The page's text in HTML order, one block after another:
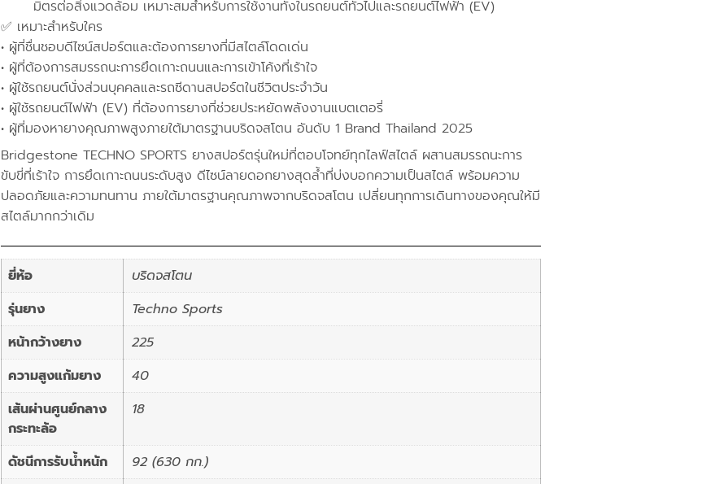
มิตรต่อสิ่งแวดล้อม เหมาะสมสำหรับการใช้งานทั้งในรถยนต์ทั่วไปและรถยนต์ไฟฟ้า (EV)
✅ เหมาะสำหรับใคร
• ผู้ที่ชื่นชอบดีไซน์สปอร์ตและต้องการยางที่มีสไตล์โดดเด่น
• ผู้ที่ต้องการสมรรถนะการยึดเกาะถนนและการเข้าโค้งที่เร้าใจ
• ผู้ใช้รถยนต์นั่งส่วนบุคคลและรถซีดานสปอร์ตในชีวิตประจำวัน
• ผู้ใช้รถยนต์ไฟฟ้า (EV) ที่ต้องการยางที่ช่วยประหยัดพลังงานแบตเตอรี่
• ผู้ที่มองหายางคุณภาพสูงภายใต้มาตรฐานบริดจสโตน อันดับ 1 Brand Thailand 2025
Bridgestone TECHNO SPORTS ยางสปอร์ตรุ่นใหม่ที่ตอบโจทย์ทุกไลฟ์สไตล์ ผสานสมรรถนะการ
ขับขี่ที่เร้าใจ การยึดเกาะถนนระดับสูง ดีไซน์ลายดอกยางสุดล้ำที่บ่งบอกความเป็นสไตล์ พร้อมความ
ปลอดภัยและความทนทาน ภายใต้มาตรฐานคุณภาพจากบริดจสโตน เปลี่ยนทุกการเดินทางของคุณให้มี
สไตล์มากกว่าเดิม
ยี่ห้อ
บริดจสโตน
รุ่นยาง
Techno Sports
หน้ากว้างยาง
225
ความสูงแก้มยาง
40
เส้นผ่านศูนย์กลาง
กระทะล้อ
18
ดัชนีการรับน้ำหนัก
92 (630 กก.)